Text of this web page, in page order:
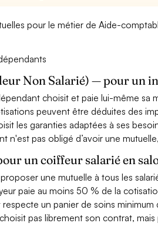
pour le métier de Aide-
Non Salarié) — pour un
choisit et paie lui-même sa
peuvent être déduites des
les garanties adaptées à ses
n'est pas obligé d’avoir une
un coiffeur salarié en
une mutuelle à tous les
paie au moins 50 % de la
respecte un panier de soins minimum
pas librement son contrat,